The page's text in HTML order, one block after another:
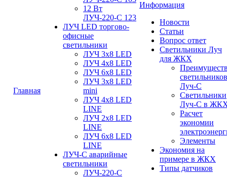
Главная
12 Вт
ЛУЧ-220-С 123
ЛУЧ LED торгово-
офисные
светильники
ЛУЧ 3х8 LED
ЛУЧ 4х8 LED
ЛУЧ 6х8 LED
ЛУЧ 3х8 LED
mini
ЛУЧ 4х8 LED
LINE
ЛУЧ 2х8 LED
LINE
ЛУЧ 6х8 LED
LINE
ЛУЧ-С аварийные
светильники
ЛУЧ-220-С
Информация
Новости
Статьи
Вопрос ответ
Светильники Луч
для ЖКХ
светильников
Луч-С
Светильники
Луч-С в
Расчет
экономии
Элементы
Экономия на
примере в ЖКХ
Типы датчиков